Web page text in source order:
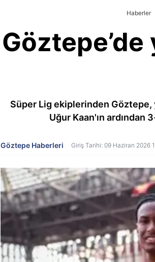
Haberler
Süper Lig ekiplerinden
Uğur Kaan'ın ardından
Göztepe Haberleri Giriş Tarihi: 09 Haziran 2026